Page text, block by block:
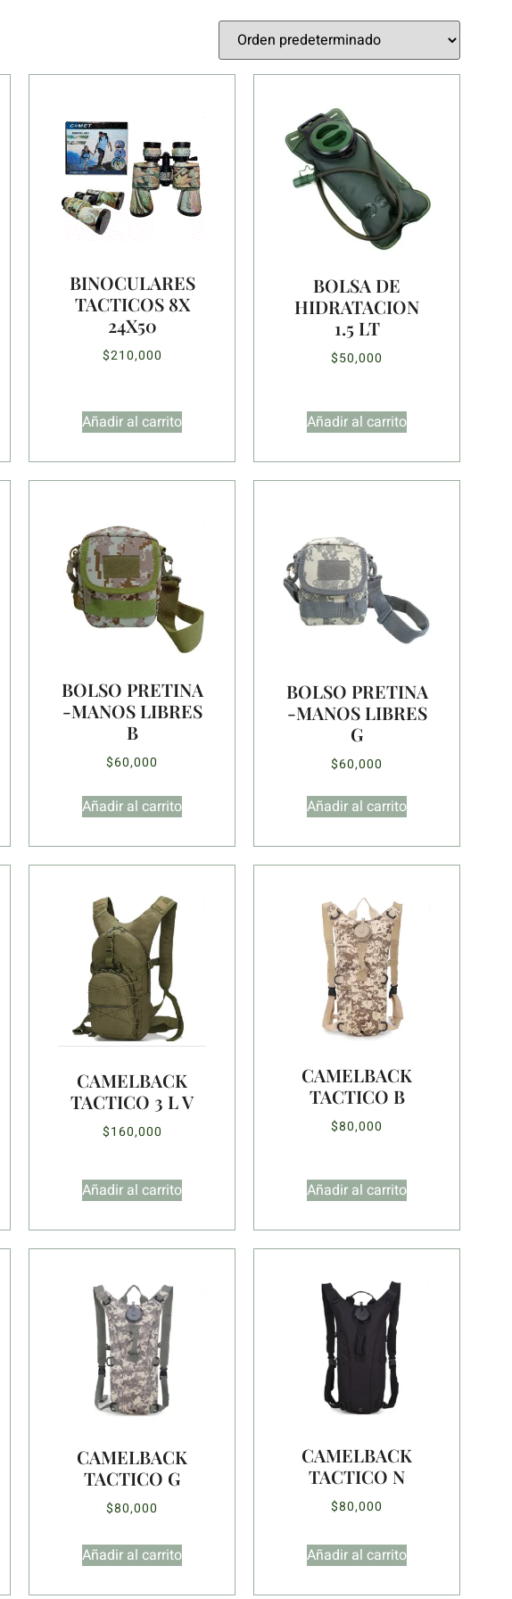
BINOCULARES
TACTICOS 8X
24X50
$210,000
Añadir al carrito
BOLSA DE
HIDRATACION
1.5 LT
$50,000
Añadir al carrito
BOLSO PRETINA
-MANOS LIBRES
B
$60,000
Añadir al carrito
BOLSO PRETINA
-MANOS LIBRES
G
$60,000
Añadir al carrito
CAMELBACK
TACTICO 3 L V
$160,000
Añadir al carrito
CAMELBACK
TACTICO B
$80,000
Añadir al carrito
CAMELBACK
TACTICO G
$80,000
Añadir al carrito
CAMELBACK
TACTICO N
$80,000
Añadir al carrito